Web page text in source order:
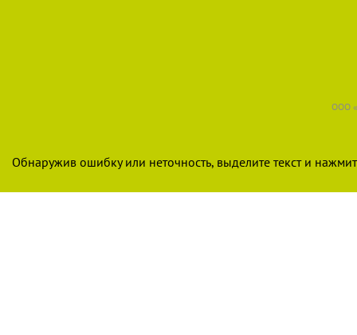
ООО
Обнаружив ошибку или неточность, выделите текст и